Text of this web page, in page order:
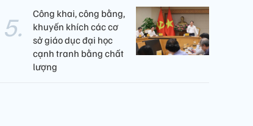
Công khai, công bằng,
khuyến khích các cơ
sở giáo dục đại học
cạnh tranh bằng chất
lượng​